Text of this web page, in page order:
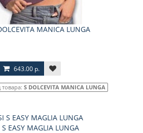
MANICA LUNGA
643.00 р.
товара: S DOLCEVITA MANICA LUNGA
S EASY MAGLIA LUNGA